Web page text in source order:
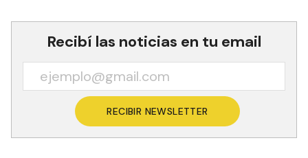
Recibí las noticias en tu email
RECIBIR NEWSLETTER